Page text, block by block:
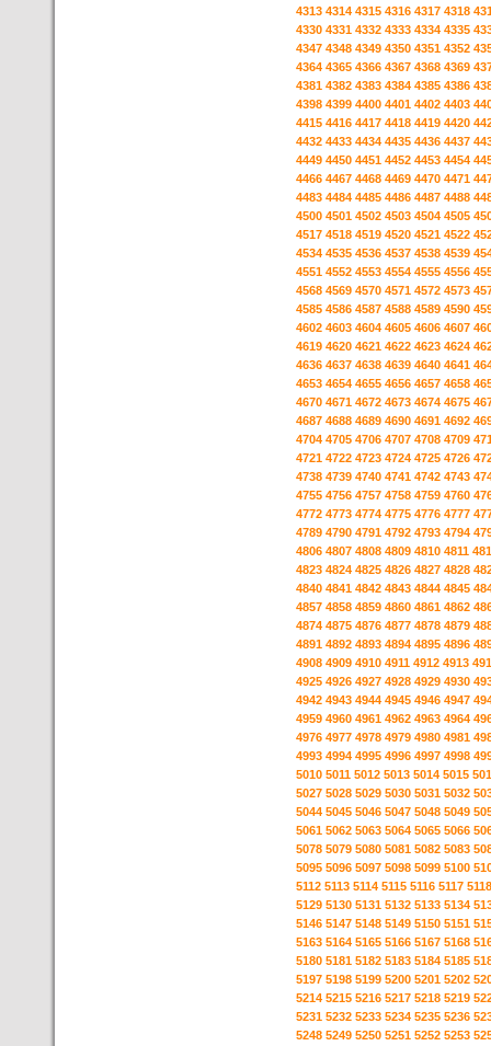
4313 4314 4315 4316 4317 4318
4330 4331 4332 4333 4334 4335
4347 4348 4349 4350 4351 4352
4364 4365 4366 4367 4368 4369
4381 4382 4383 4384 4385 4386
4398 4399 4400 4401 4402 4403
4415 4416 4417 4418 4419 4420
4432 4433 4434 4435 4436 4437
4449 4450 4451 4452 4453 4454
4466 4467 4468 4469 4470 4471
4483 4484 4485 4486 4487 4488
4500 4501 4502 4503 4504 4505
4517 4518 4519 4520 4521 4522
4534 4535 4536 4537 4538 4539
4551 4552 4553 4554 4555 4556
4568 4569 4570 4571 4572 4573
4585 4586 4587 4588 4589 4590
4602 4603 4604 4605 4606 4607
4619 4620 4621 4622 4623 4624
4636 4637 4638 4639 4640 4641
4653 4654 4655 4656 4657 4658
4670 4671 4672 4673 4674 4675
4687 4688 4689 4690 4691 4692
4704 4705 4706 4707 4708 4709
4721 4722 4723 4724 4725 4726
4738 4739 4740 4741 4742 4743
4755 4756 4757 4758 4759 4760
4772 4773 4774 4775 4776 4777
4789 4790 4791 4792 4793 4794
4806 4807 4808 4809 4810 4811
4823 4824 4825 4826 4827 4828
4840 4841 4842 4843 4844 4845
4857 4858 4859 4860 4861 4862
4874 4875 4876 4877 4878 4879
4891 4892 4893 4894 4895 4896
4908 4909 4910 4911 4912 4913
4925 4926 4927 4928 4929 4930
4942 4943 4944 4945 4946 4947
4959 4960 4961 4962 4963 4964
4976 4977 4978 4979 4980 4981
4993 4994 4995 4996 4997 4998
5010 5011 5012 5013 5014 5015
5027 5028 5029 5030 5031 5032
5044 5045 5046 5047 5048 5049
5061 5062 5063 5064 5065 5066
5078 5079 5080 5081 5082 5083
5095 5096 5097 5098 5099 5100
5112 5113 5114 5115 5116 5117 5118
5129 5130 5131 5132 5133 5134
5146 5147 5148 5149 5150 5151
5163 5164 5165 5166 5167 5168
5180 5181 5182 5183 5184 5185
5197 5198 5199 5200 5201 5202
5214 5215 5216 5217 5218 5219
5231 5232 5233 5234 5235 5236
5248 5249 5250 5251 5252 5253